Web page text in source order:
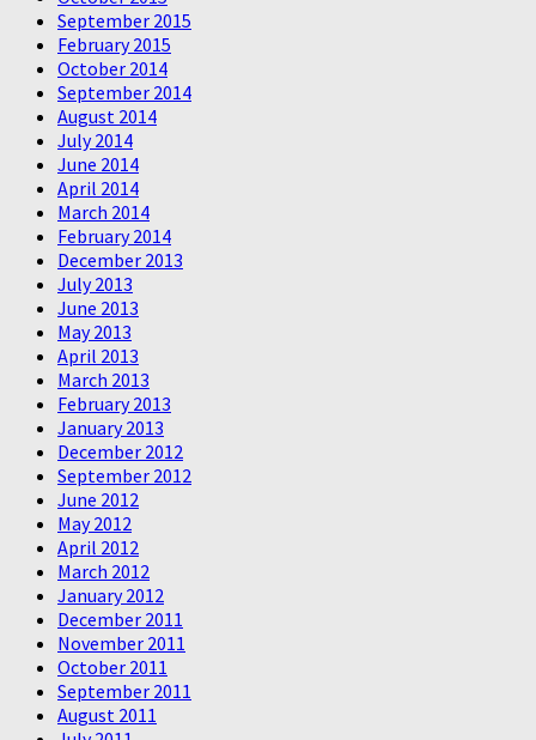
September 2015
February 2015
October 2014
September 2014
August 2014
July 2014
June 2014
April 2014
March 2014
February 2014
December 2013
July 2013
June 2013
May 2013
April 2013
March 2013
February 2013
January 2013
December 2012
September 2012
June 2012
May 2012
April 2012
March 2012
January 2012
December 2011
November 2011
October 2011
September 2011
August 2011